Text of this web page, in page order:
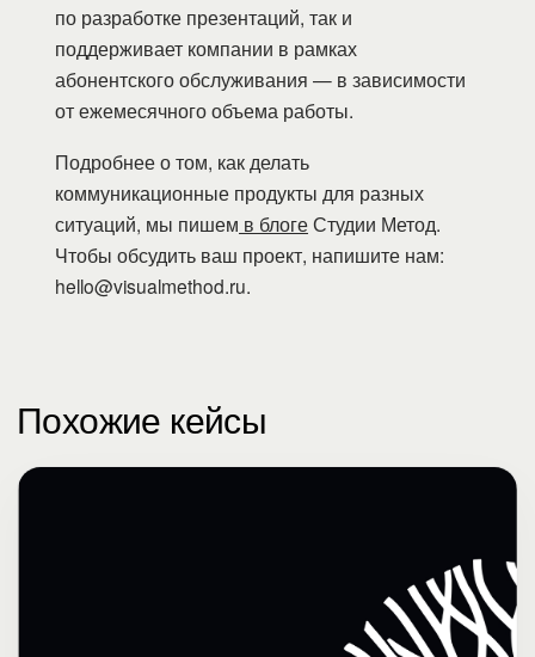
по разработке презентаций, так и
поддерживает компании в рамках
абонентского обслуживания — в зависимости
от ежемесячного объема работы.
Подробнее о том, как делать
коммуникационные продукты для разных
ситуаций, мы пишем в блогеСтудии Метод.
Чтобы обсудить ваш проект, напишите нам:
hello@visualmethod.ru.
Похожие кейсы